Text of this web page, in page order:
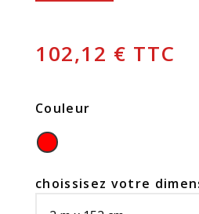
102,12 € TTC
Couleur
choissisez votre